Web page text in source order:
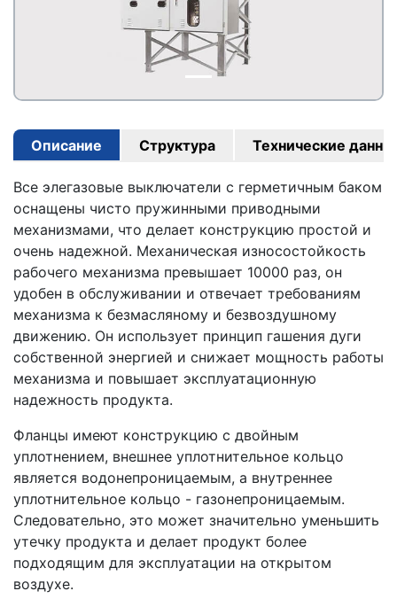
Описание Структура Технические
Все элегазовые выключатели с герметичным баком
оснащены чисто пружинными приводными
механизмами, что делает конструкцию простой и
очень надежной. Механическая износостойкость
рабочего механизма превышает 10000 раз, он
удобен в обслуживании и отвечает требованиям
механизма к безмасляному и безвоздушному
движению. Он использует принцип гашения дуги
собственной энергией и снижает мощность работы
механизма и повышает эксплуатационную
надежность продукта.
Фланцы имеют конструкцию с двойным
уплотнением, внешнее уплотнительное кольцо
является водонепроницаемым, а внутреннее
уплотнительное кольцо - газонепроницаемым.
Следовательно, это может значительно уменьшить
утечку продукта и делает продукт более
подходящим для эксплуатации на открытом
воздухе.